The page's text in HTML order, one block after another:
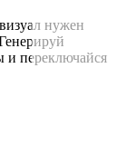
нужен
и переключайся